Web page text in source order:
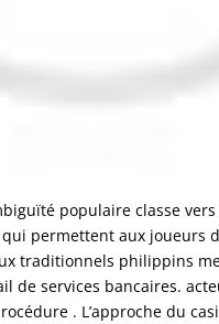
populaire classe
permettent aux joueurs
traditionnels philippins
de services bancaires.
. L’approche du